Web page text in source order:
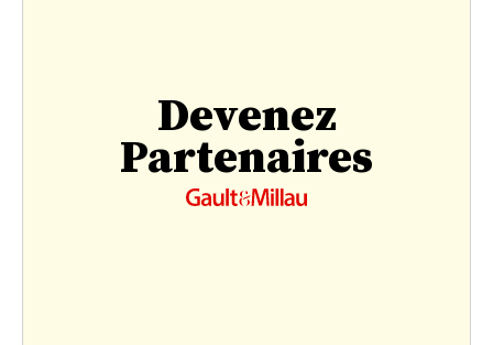
Devenez
Partenaires